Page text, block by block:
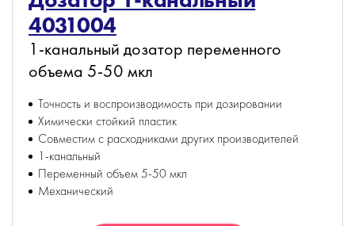
4031004
1-канальный дозатор переменного
объема 5-50 мкл
Точность и воспроизводимость при дозировании
Химически стойкий пластик
Совместим с расходниками других производителей
1-канальный
Переменный объем 5-50 мкл
Механический